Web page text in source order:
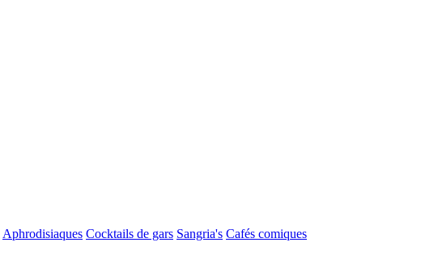
Aphrodisiaques Cocktails de gars Sangria's Cafés comiques